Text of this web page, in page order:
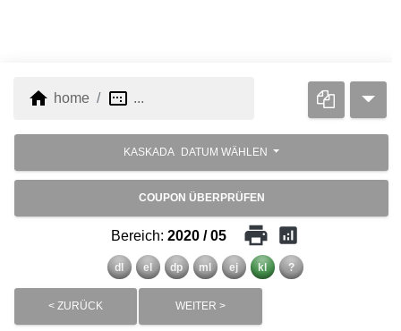
home home image_aspect_ratio ...
KASKADA DATUM WÄHLEN
COUPON ÜBERPRÜFEN
Bereich: 2020 / 05 print analytics
dl el dp ml ej kl ?
< ZURÜCK WEITER >